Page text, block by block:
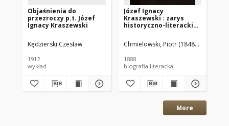
Objaśnienia do
przezroczy p.t. Józef
Ignacy Kraszewski
Kędzierski Czesław
1912
wykład
Józef Ignacy
Kraszewski : zarys
historyczno-literacki
Chmielowski
Chmielowski, Piotr (1848–1904)
1888
biografia literacka
More